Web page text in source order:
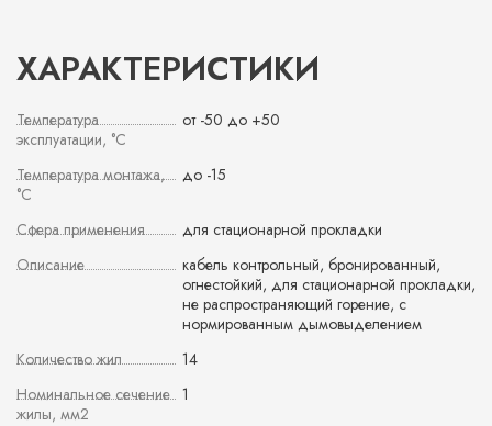
ХАРАКТЕРИСТИКИ
Температура
эксплуатации, °С
от -50 до +50
Температура монтажа,
°С
до -15
Сфера применения
для стационарной прокладки
Описание
кабель контрольный, бронированный,
огнестойкий, для стационарной прокладки,
не распространяющий горение, с
нормированным дымовыделением
Количество жил
14
Номинальное сечение
жилы, мм2
1